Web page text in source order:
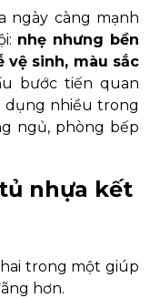
ngày càng mạnh
nhẹ nhưng bền
vệ sinh, màu sắc
bước tiến quan
dụng nhiều trong
ngủ, phòng bếp
nhựa kết
hai trong một giúp
hơn.